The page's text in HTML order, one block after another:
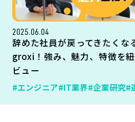
2025.06.04
辞めた社員が戻ってきたくな
groxi！強み、魅力、特徴を
ビュー
#エンジニア#IT業界#企業研究#